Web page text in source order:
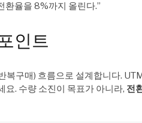
환율을 8%까지 올린다.”
인트
구매) 흐름으로 설계합니다.
요. 수량 소진이 목표가 아니라, 전